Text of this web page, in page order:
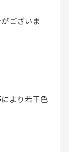
たお願いし
みとさせて
もらえます
ございま
より若干色